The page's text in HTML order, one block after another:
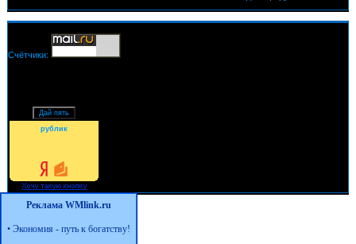
Счётчики:
рублик
Реклама WMlink.ru
• Экономия - путь к богатству!